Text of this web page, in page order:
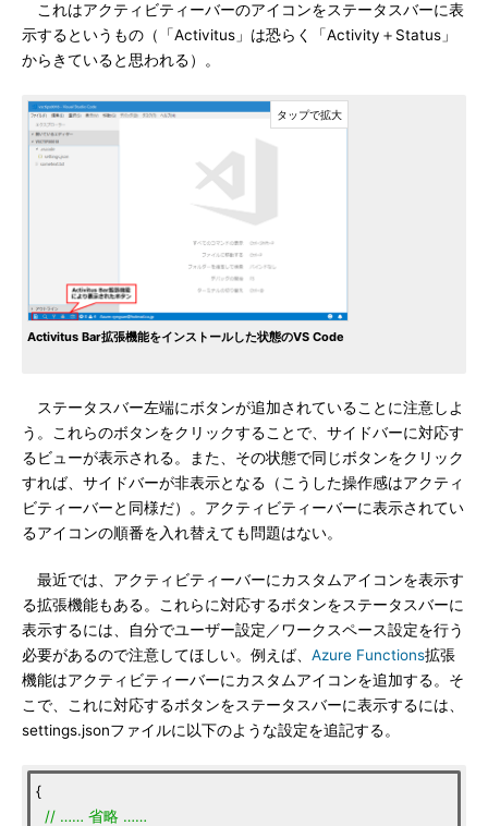
これはアクティビティーバーのアイコンをステータスバーに表
示するというもの（「Activitus」は恐らく「Activity＋Status」
からきていると思われる）。
Activitus Bar拡張機能をインストールした状態のVS Code
ステータスバー左端にボタンが追加されていることに注意しよ
う。これらのボタンをクリックすることで、サイドバーに対応す
るビューが表示される。また、その状態で同じボタンをクリック
すれば、サイドバーが非表示となる（こうした操作感はアクティ
ビティーバーと同様だ）。アクティビティーバーに表示されてい
るアイコンの順番を入れ替えても問題はない。
最近では、アクティビティーバーにカスタムアイコンを表示す
る拡張機能もある。これらに対応するボタンをステータスバーに
表示するには、自分でユーザー設定／ワークスペース設定を行う
必要があるので注意してほしい。例えば、 Azure Functions拡張
機能はアクティビティーバーにカスタムアイコンを追加する。そ
こで、これに対応するボタンをステータスバーに表示するには、
settings.jsonファイルに以下のような設定を追記する。
{
// …… 省略 ……